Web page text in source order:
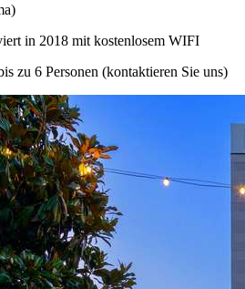
in 2018 mit kostenlosem WIFI
zu 6 Personen (kontaktieren Sie uns)